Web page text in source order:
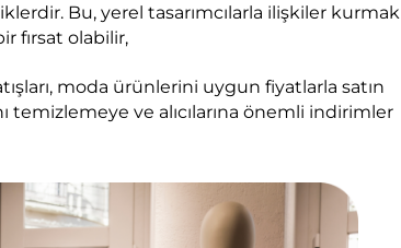
Bu, yerel tasarımcılarla ilişkiler kurmak
fırsat olabilir,
moda ürünlerini uygun fiyatlarla satın
temizlemeye ve alıcılarına önemli indirimler